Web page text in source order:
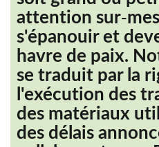
attention sur-
s'épanouir et
havre de paix.
se traduit par la
l'exécution des
des matériaux
des délais